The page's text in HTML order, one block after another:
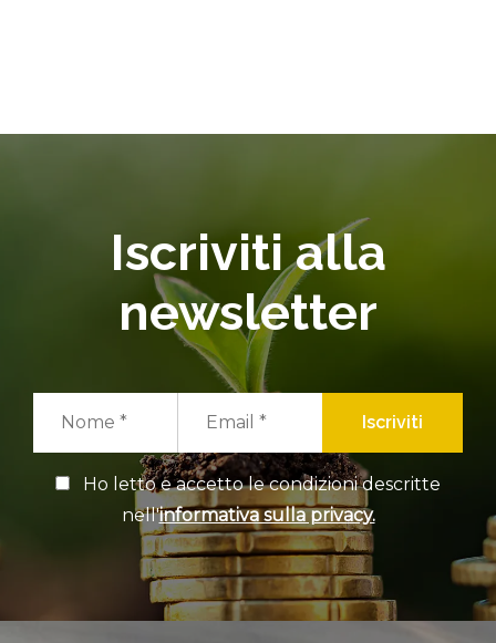
Iscriviti alla
newsletter
Iscriviti
Ho letto e accetto le condizioni descritte
nell'informativa sulla privacy.